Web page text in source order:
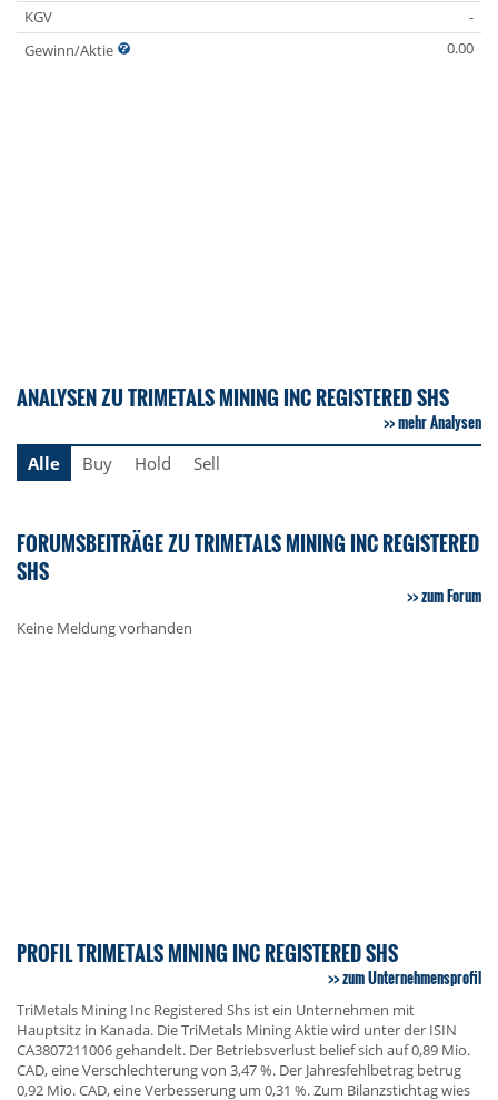
KGV
-
Gewinn/Aktie
0.00
ANALYSEN ZU TRIMETALS MINING INC REGISTERED SHS
mehr Analysen
Alle
Buy Hold Sell
FORUMSBEITRÄGE ZU TRIMETALS MINING INC REGISTERED
SHS
zum Forum
Keine Meldung vorhanden
PROFIL TRIMETALS MINING INC REGISTERED SHS
zum Unternehmensprofil
TriMetals Mining Inc Registered Shs ist ein Unternehmen mit
Hauptsitz in Kanada. Die TriMetals Mining Aktie wird unter der ISIN
CA3807211006 gehandelt. Der Betriebsverlust belief sich auf 0,89 Mio.
CAD, eine Verschlechterung von 3,47 %. Der Jahresfehlbetrag betrug
0,92 Mio. CAD, eine Verbesserung um 0,31 %. Zum Bilanzstichtag wies